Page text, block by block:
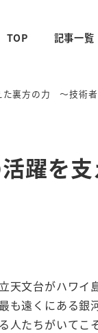
TOP 記事一覧
た裏方の力 ～技術
活躍を
文台がハワイ
も遠くにある
人たちがいて